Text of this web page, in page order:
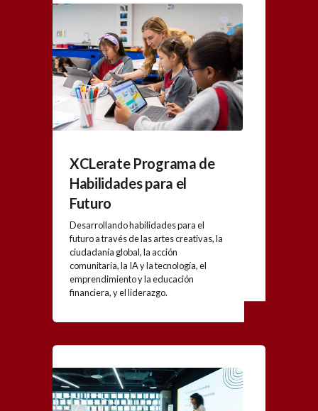
XCLerate Programa de
Habilidades para el
Futuro
Desarrollando habilidades para el
futuro a través de las artes creativas, la
ciudadanía global, la acción
comunitaria, la IA y la tecnología, el
emprendimiento y la educación
financiera, y el liderazgo.